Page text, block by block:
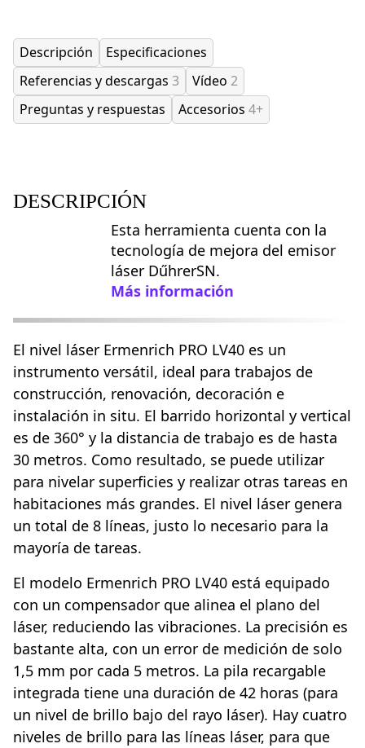
Descripción
Especificaciones
Referencias y descargas 3 Vídeo 2
Preguntas y respuestas
Accesorios 4+
DESCRIPCIÓN
Esta herramienta cuenta con la
tecnología de mejora del emisor
láser DűhrerSN.
Más información
El nivel láser Ermenrich PRO LV40 es un
instrumento versátil, ideal para trabajos de
construcción, renovación, decoración e
instalación in situ. El barrido horizontal y vertical
es de 360° y la distancia de trabajo es de hasta
30 metros. Como resultado, se puede utilizar
para nivelar superficies y realizar otras tareas en
habitaciones más grandes. El nivel láser genera
un total de 8 líneas, justo lo necesario para la
mayoría de tareas.
El modelo Ermenrich PRO LV40 está equipado
con un compensador que alinea el plano del
láser, reduciendo las vibraciones. La precisión es
bastante alta, con un error de medición de solo
1,5 mm por cada 5 metros. La pila recargable
integrada tiene una duración de 42 horas (para
un nivel de brillo bajo del rayo láser). Hay cuatro
niveles de brillo para las líneas láser, para que